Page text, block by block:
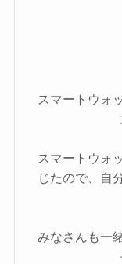
スマートウォ
スマートウォ
じたので、自
みなさんも一